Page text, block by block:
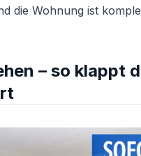
die Wohnung ist
– so klappt